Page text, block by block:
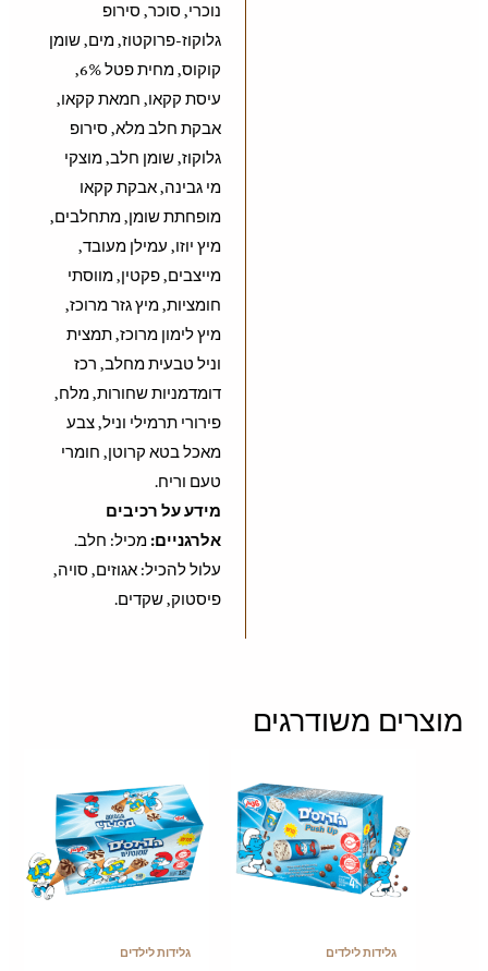
נוכרי, סוכר, סירופ
גלוקוז-פרוקטוז, מים, שומן
קוקוס, מחית פטל 6%,
עיסת קקאו, חמאת קקאו,
אבקת חלב מלא, סירופ
גלוקוז, שומן חלב, מוצקי
מי גבינה, אבקת קקאו
מופחתת שומן, מתחלבים,
מיץ יוזו, עמילן מעובד,
מייצבים, פקטין, מווסתי
חומציות, מיץ גזר מרוכז,
מיץ לימון מרוכז, תמצית
וניל טבעית מחלב, רכז
דומדמניות שחורות, מלח,
פירורי תרמילי וניל, צבע
מאכל בטא קרוטן, חומרי
טעם וריח.
מידע על רכיבים
אלרגניים:מכיל: חלב.
עלול להכיל: אגוזים, סויה,
פיסטוק, שקדים.
מוצרים משודרגים
גלידות לילדים גלידות לילדים